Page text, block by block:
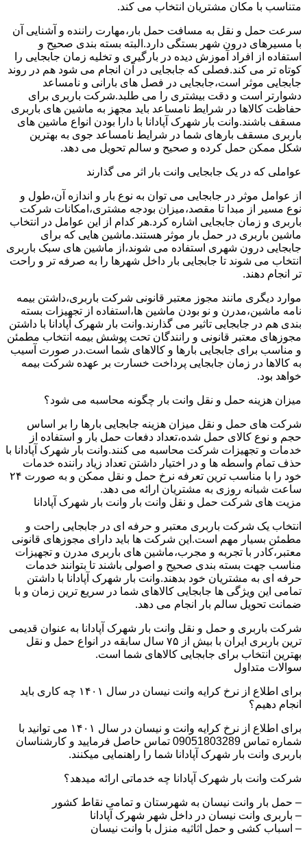
متناسب با مکان مشتریان انتخاب می کند.
سرعت حمل و نقل به مسافت حمل بار،مهارت راننده و آشنایی آن
با مسیرهای درون شهر بستگی دارد.البته بسته بندی صحیح و
استفاده از افراد آموزش دیده در بارگیری و تخلیه زمان جابجایی را
کوتاه تر می کند.فصلی که جابجایی در آن انجام می شود هم در روند
جابجایی موثر است،جابجایی در فصل های بارانی و نامساعد
دشوارتر است و دقت بیشتری را می طلبد.شرکت باربری برای
حفاظت کالاها در شرایط نامساعد باید مجهز به ماشین های باربری
مسقف باشند.وانت بار شهرک آپادانا با دارا بودن انواع ماشین های
باربری مسقف بارهای شما در شرایط نامساعد جوی به بهترین
شکل ممکن حمل کرده و صحیح و سالم تحویل می دهد.
عواملی که در یک جابجایی وانت بار اثر می گذارند
از عوامل موثر در جابجایی می توان به نوع بار و اندازه آن،طول و
نوع مسیر از مبدا تا مقصد،میزان بودجه مشتری،امکانات شرکت
باربری و زمان جابجایی اشاره کرد.هر کدام از این عوامل در انتخاب
ماشین باربری در حمل بار موثر هستند.ماشین هایی که برای
جابجایی درون شهری استفاده می شوند،از ماشین های سبک باربری
انتخاب می شوند تا جابجایی بار داخل شهرها را به صرفه تر و راحت
تر انجام دهند.
موارد دیگری مانند مجوز معتبر قانونی شرکت باربری،داشتن بیمه
نامه ماشین،مدرن و نو بودن ماشین ها،استفاده از تجهیزات بسته
بندی هم در جابجایی تاثیر می گذارند.وانت بار شهرک آپادانا با داشتن
مجوزهای معتبر قانونی و رانندگان تحت پوشش بیمه انتخاب مطمئن
و مناسب برای جابجایی بارها و کالاهای شما است.در صورت آسیب
به کالاها در زمان جابجایی پرداخت خسارت بر عهده شرکت بیمه
خواهد بود.
میزان هزینه حمل و نقل وانت بار چگونه محاسبه می شود؟
شرکت های حمل و نقل میزان هزینه جابجایی بارها را بر اساس
حجم و نوع کالای حمل شده،تعداد دفعات حمل بار و استفاده از
خدمات و تجهیزات شرکت محاسبه می کنند.وانت بار شهرک آپادانا با
حذف تمام واسطه ها و در اختیار داشتن تعداد زیاد راننده خدمات
خود را با مناسب ترین تعرفه نرخ حمل و نقل ممکن و به صورت ۲۴
ساعت شبانه روزی به مشتریان ارائه می دهد.
مزیت های شرکت حمل و نقل وانت بار وانت بار شهرک آپادانا
انتخاب یک شرکت باربری معتبر و حرفه ای در جابجایی راحت و
مطمئن بسیار مهم است.این شرکت ها باید دارای مجوزهای قانونی
معتبر،کادر با تجربه و مجرب،ماشین های باربری مدرن و تجهیزات
مناسب جهت بسته بندی صحیح و اصولی باشند تا بتوانند خدمات
حرفه ای به مشتریان خود بدهند.وانت بار شهرک آپادانا با داشتن
تمامی این ویژگی ها جابجایی کالاهای شما در سریع ترین زمان و با
ضمانت تحویل سالم بار انجام می دهد.
شرکت باربری و حمل و نقل وانت بار شهرک آپادانا به عنوان قدیمی
ترین باربری ایران با بیش از ۷۵ سال سابقه در انواع حمل و نقل
بهترین انتخاب برای جابجایی کالاهای شما است.
سوالات متداول
برای اطلاع از نرخ کرایه وانت نیسان در سال ۱۴۰۱ چه کاری باید
انجام دهیم؟
برای اطلاع از نرخ کرایه وانت و نیسان در سال ۱۴۰۱ می توانید با
شماره تماس 09051803289 تماس حاصل فرمایید و کارشناسان
باربری وانت بار شهرک آپادانا شما را راهنمایی میکنند.
شرکت وانت بار شهرک آپادانا چه خدماتی ارائه میدهد؟
– حمل بار وانت نیسان به شهرستان و تمامی نقاط کشور
– باربری وانت نیسان در داخل شهر شهرک آپادانا
– اسباب کشی و حمل اثاثیه منزل با وانت نیسان